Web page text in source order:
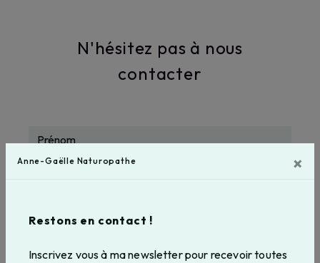
Anne-Gaëlle Naturopathe ×
Restons en contact !
Inscrivez vous à ma newsletter pour recevoir toutes
N'hésitez pas à nous
contacter